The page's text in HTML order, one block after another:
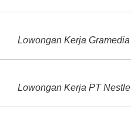
Lowongan Kerja Gramedia
Lowongan Kerja PT Nestle